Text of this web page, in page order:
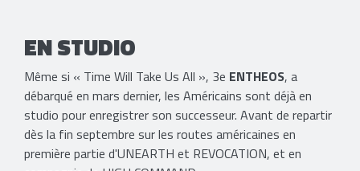
EN STUDIO
Même si « Time Will Take Us All », 3e ENTHEOS, a
débarqué en mars dernier, les Américains sont déjà en
studio pour enregistrer son successeur. Avant de repartir
dès la fin septembre sur les routes américaines en
première partie d'UNEARTH et REVOCATION, et en